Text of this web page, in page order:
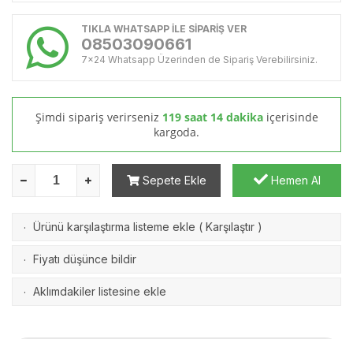
TIKLA WHATSAPP İLE SİPARİŞ VER
08503090661
7x24 Whatsapp Üzerinden de Sipariş Verebilirsiniz.
Şimdi sipariş verirseniz 119 saat 14 dakika içerisinde
kargoda.
Sepete Ekle Hemen Al
· Ürünü karşılaştırma listeme ekle ( Karşılaştır )
· Fiyatı düşünce bildir
· Aklımdakiler listesine ekle